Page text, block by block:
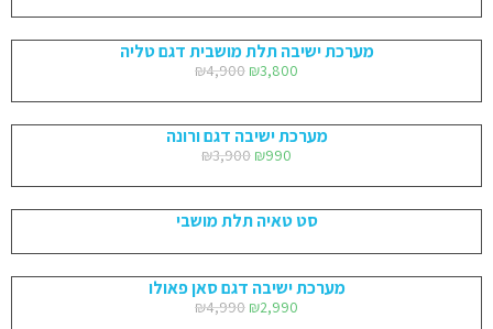
מערכת ישיבה תלת מושבית דגם טליה
₪4,900 ₪3,800
מערכת ישיבה דגם ורונה
₪3,900 ₪990
סט טאיה תלת מושבי
מערכת ישיבה דגם סאן פאולו
₪4,990 ₪2,990